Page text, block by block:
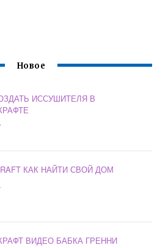
Новое
ИССУШИТЕЛЯ В
КАК НАЙТИ СВОЙ ДОМ
ВИДЕО БАБКА ГРЕННИ